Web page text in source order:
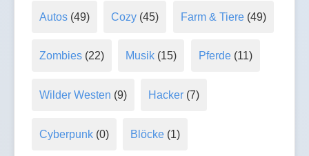
Autos(49) Cozy (45) Farm & Tiere(49)
Zombies(22) Musik (15) Pferde(11)
Wilder Westen (9) Hacker (7)
Cyberpunk(0) Blöcke (1)